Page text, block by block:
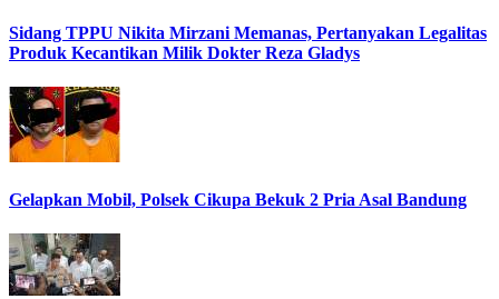
Sidang TPPU Nikita Mirzani Memanas, Pertanyakan Legalitas
Produk Kecantikan Milik Dokter Reza Gladys
Gelapkan Mobil, Polsek Cikupa Bekuk 2 Pria Asal Bandung